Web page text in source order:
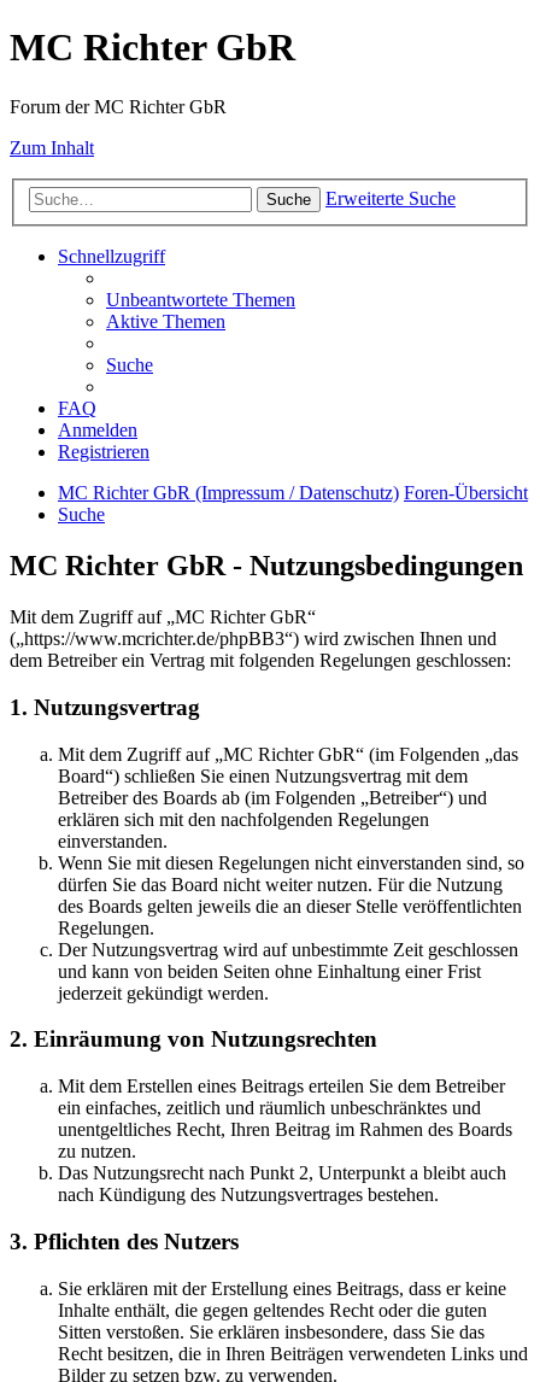
MC Richter GbR
Forum der MC Richter GbR
Zum Inhalt
Suche Erweiterte Suche
Schnellzugriff
Unbeantwortete Themen
Aktive Themen
Suche
FAQ
Anmelden
Registrieren
MC Richter GbR (Impressum / Datenschutz) Foren-Übersicht
Suche
MC Richter GbR - Nutzungsbedingungen
Mit dem Zugriff auf „MC Richter GbR“
(„https://www.mcrichter.de/phpBB3“) wird zwischen Ihnen und
dem Betreiber ein Vertrag mit folgenden Regelungen geschlossen:
1. Nutzungsvertrag
Mit dem Zugriff auf „MC Richter GbR“ (im Folgenden „das
Board“) schließen Sie einen Nutzungsvertrag mit dem
Betreiber des Boards ab (im Folgenden „Betreiber“) und
erklären sich mit den nachfolgenden Regelungen
einverstanden.
Wenn Sie mit diesen Regelungen nicht einverstanden sind, so
dürfen Sie das Board nicht weiter nutzen. Für die Nutzung
des Boards gelten jeweils die an dieser Stelle veröffentlichten
Regelungen.
Der Nutzungsvertrag wird auf unbestimmte Zeit geschlossen
und kann von beiden Seiten ohne Einhaltung einer Frist
jederzeit gekündigt werden.
2. Einräumung von Nutzungsrechten
Mit dem Erstellen eines Beitrags erteilen Sie dem Betreiber
ein einfaches, zeitlich und räumlich unbeschränktes und
unentgeltliches Recht, Ihren Beitrag im Rahmen des Boards
zu nutzen.
Das Nutzungsrecht nach Punkt 2, Unterpunkt a bleibt auch
nach Kündigung des Nutzungsvertrages bestehen.
3. Pflichten des Nutzers
Sie erklären mit der Erstellung eines Beitrags, dass er keine
Inhalte enthält, die gegen geltendes Recht oder die guten
Sitten verstoßen. Sie erklären insbesondere, dass Sie das
Recht besitzen, die in Ihren Beiträgen verwendeten Links und
Bilder zu setzen bzw. zu verwenden.